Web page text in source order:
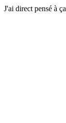
J'ai direct pensé à